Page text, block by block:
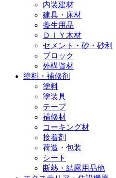
内装建材
建具・床材
養生用品
ＤＩＹ木材
セメント・砂・砂利
ブロック
外構資材
塗料・補修剤
塗料
塗装具
テープ
補修材
コーキング材
接着剤
荷造・包装
シート
断熱・結露用品他